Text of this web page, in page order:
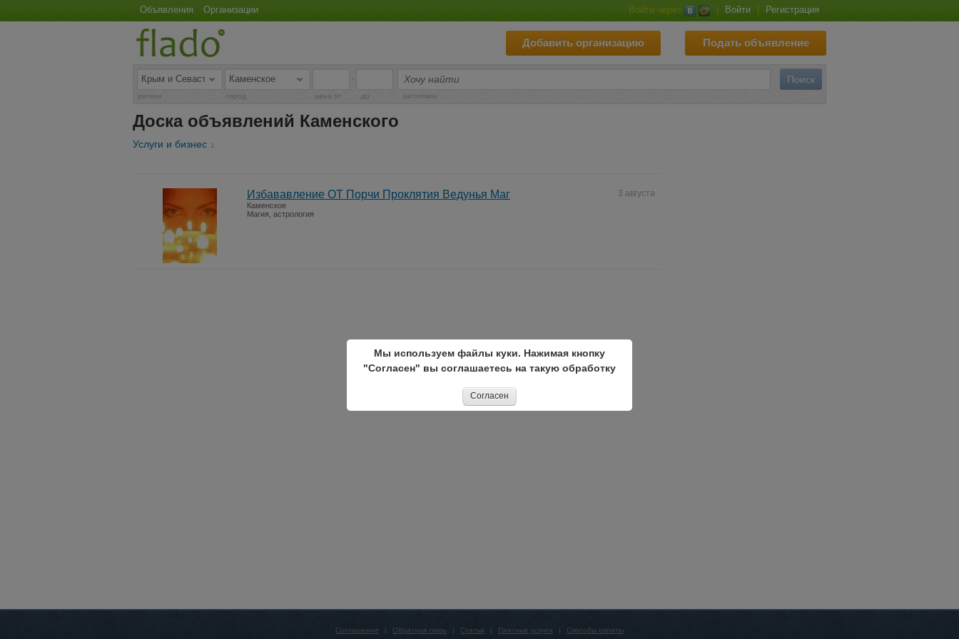
Объявления Организации Войти через Войти Регистрация
Подать объявление
Добавить организацию
-
регион город цена от до заголовок
Доска объявлений Каменского
Услуги и бизнес 1
3 августа
Избававление ОТ Порчи Проклятия Ведунья Маг
Каменское
Магия, астрология
Соглашение | Обратная связь | Статьи | Платные услуги | Способы оплаты
Мы используем файлы куки. Нажимая кнопку
"Согласен" вы соглашаетесь на такую обработку
Согласен